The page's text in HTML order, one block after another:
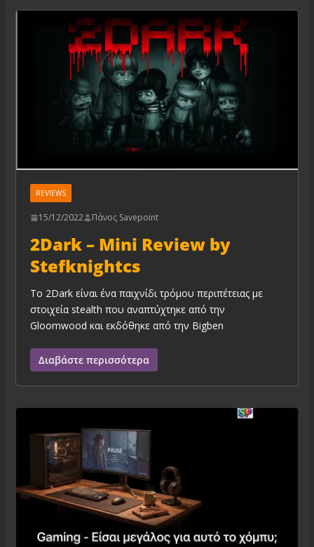
REVIEWS
15/12/2022 Πάνος Savepoint
2Dark – Mini Review by
Stefknightcs
To 2Dark είναι ένα παιχνίδι τρόμου περιπέτειας με
στοιχεία stealth που αναπτύχτηκε από την
Gloomwood και εκδόθηκε από την Bigben
Διαβάστε περισσότερα